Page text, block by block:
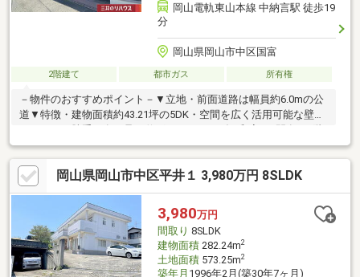
岡山電軌東山本線 中納言駅 徒歩19
分
岡山県岡山市中区国富
2階建て 都市ガス 所有権
－物件のおすすめポイント－▼立地・前面道路は幅員約6.0mの公
道▼特徴・建物面積約43.21坪の5DK・空間を広く活用可能な壁付
南西側洋室には専用の玄関があり、多目的に利用可能・トイレを2
箇所に設置(1箇所は外部)・駐車スペース1台分有(車種制限有)▼周
辺環境・浜公園 徒歩2分(約160m)・ファミリーマート岡山国富店
徒歩4分(約320m)・ウエルシア岡山浜店 徒歩7分(約550m)■ ご希望
の住まい探しをお手伝いします ━━━━━・・・物件の詳細・ご
相談はお気軽にお問い合わせください。
岡山県岡山市中区平井１ 3,980万円 8SLDK
3,980万円
間取り 8SLDK
建物面積282.24m2
土地面積573.25m2
築年月 1996年2月(築30年7ヶ月)